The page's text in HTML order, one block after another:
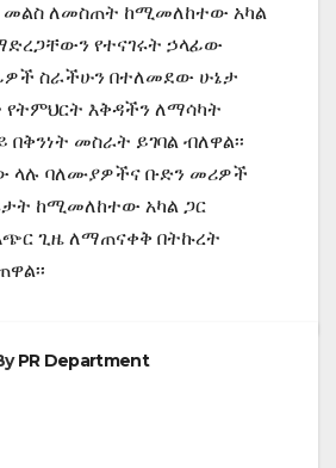
መልስ ለመስጠት ከሚመለከተው አካል
የተናገሩት ኃላፊው
ስራችሁን በተለመደው ሁኔታ
እቅዳችን ለማሳካት
መስራት ይገባል ብለዋል፡፡
ላሉ ባለሙያዎችና ቡድን መሪዎች
ከሚመለከተው አካል ጋር
ጊዜ ለማጠናቀቅ በትኩረት
PR Department